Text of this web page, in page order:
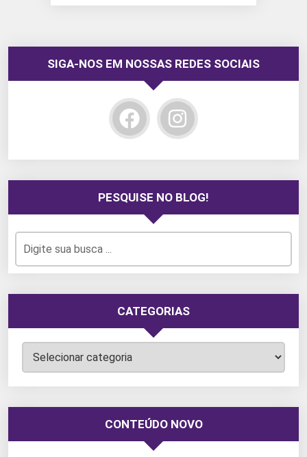
SIGA-NOS EM NOSSAS REDES SOCIAIS
PESQUISE NO BLOG!
CATEGORIAS
Categorias
CONTEÚDO NOVO